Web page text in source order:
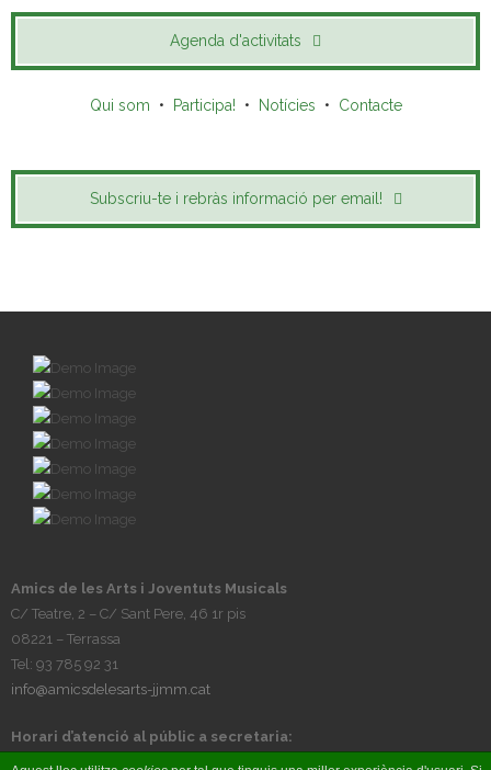
Agenda d'activitats
Qui som • Participa! • Notícies • Contacte
Subscriu-te i rebràs informació per email!
Amics de les Arts i Joventuts Musicals
C/ Teatre, 2 – C/ Sant Pere, 46 1r pis
08221 – Terrassa
Tel: 93 785 92 31
info@amicsdelesarts-jjmm.cat
Horari d’atenció al públic a secretaria:
Tardes, de dilluns a divendres, de 17h a 20h